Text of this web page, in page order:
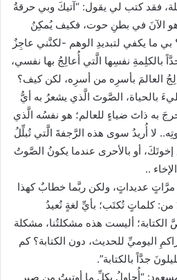
فقد كتب لي يقول: “آتيكَ وبي حرقةُ
الآنَ في بطنِ حوت، فكيف يُمكِنُ
ما يكفي لتبديدِ الوهم -لكنَّني عاجِزٌ
بالكلِمةِ نفسِها الَّتي أُعالِجُ بها نفسي،
العالمَ بأسرِه من أسرِه، لكن كيف؟
بالحياة، الصَّوتَ الَّذي يشعرُ به أيُّ
به ذاتَ ضياءٍ للعالم؛ هو نفسُه الَّذي
لا أُريدُ سوى هذه الرَّجفةَ الَّتي تُبلِّلُ
إخوتَكَ، أو بالأحرى عندما يكونُ الصَّوتُ
..
عديداتٍ، ولكن ربَّما خطابٌ كهذا
من: كلماتٍ تُكتَب؛ بأيِّ لغةٍ نُعيدُ
الكتابة؛ أليست هذه مشكلتُنا، مشكلة
اليوميِّ للحديث، دون الكتابة؟ كم
جدَّاً بالكتابة”.
“أُحاولُ بكلِّ ما أوتيتُ من صبرٍ